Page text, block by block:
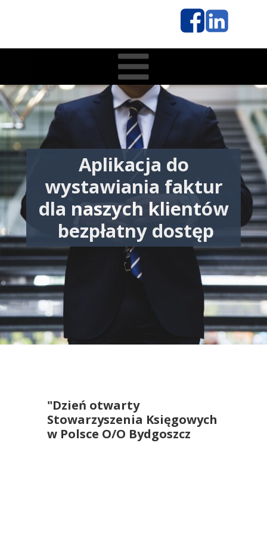
"Dzień otwarty
Stowarzyszenia Księgowych
w Polsce O/O Bydgoszcz
Aplikacja do
wystawiania faktur
dla naszych klientów
bezpłatny dostęp